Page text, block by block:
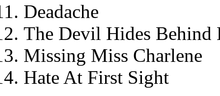
Deadache
The Devil Hides Behind
Missing Miss Charlene
Hate At First Sight